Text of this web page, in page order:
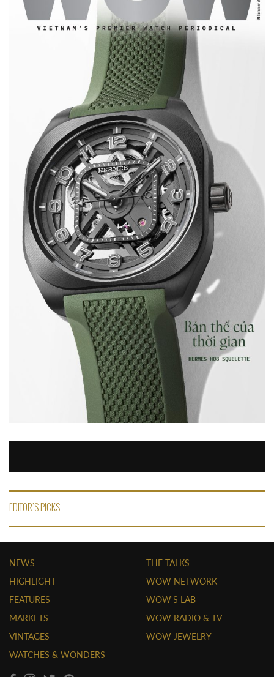
EDITOR'S PICKS
NEWS
HIGHLIGHT
FEATURES
MARKETS
VINTAGES
WATCHES & WONDERS
THE TALKS
WOW NETWORK
WOW'S LAB
WOW RADIO & TV
WOW JEWELRY